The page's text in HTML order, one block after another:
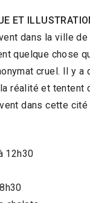
ET
dans la ville
quelque chose
cruel. Il
réalité et tentent
dans cette cité
12h30